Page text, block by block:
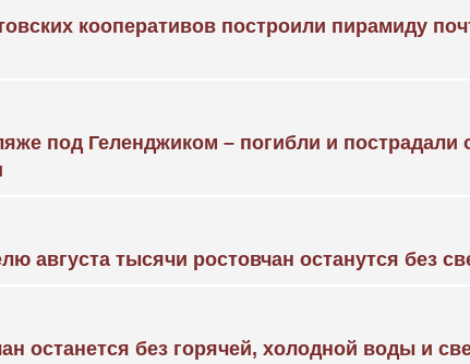
кооперативов построили пирамиду
под Геленджиком – погибли и
августа тысячи ростовчан останутся без
останется без горячей, холодной воды и